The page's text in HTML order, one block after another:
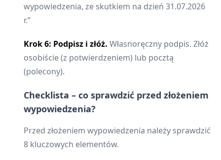
wypowiedzenia, ze skutkiem na dzień 31.07.2026
r.”
Krok 6: Podpisz i złóż. Własnoręczny podpis. Złóż
osobiście (z potwierdzeniem) lub pocztą
(polecony).
Checklista – co sprawdzić przed złożeniem
wypowiedzenia?
Przed złożeniem wypowiedzenia należy sprawdzić
8 kluczowych elementów.